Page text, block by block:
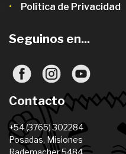
Política de Privacidad
Seguinos en...
Contacto
+54 (3765) 302284
Posadas, Misiones
Rademacher 5484